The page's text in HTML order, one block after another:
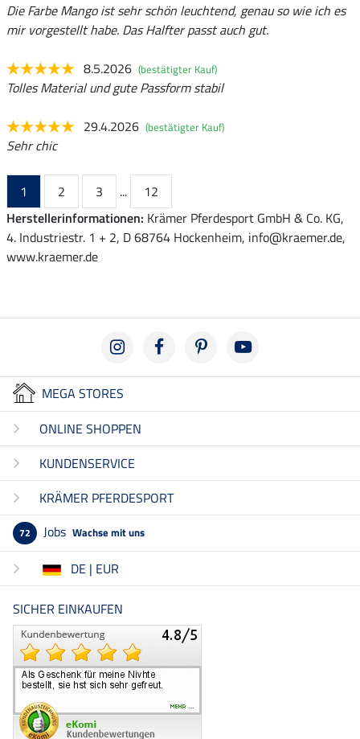
Die Farbe Mango ist sehr schön leuchtend, genau so wie ich es
mir vorgestellt habe. Das Halfter passt auch gut.
8.5.2026 (bestätigter Kauf)
Tolles Material und gute Passform stabil
29.4.2026 (bestätigter Kauf)
Sehr chic
1 2 3 ...
12
Herstellerinformationen: Krämer Pferdesport GmbH & Co. KG,
4. Industriestr. 1 + 2, D 68764 Hockenheim, info@kraemer.de,
www.kraemer.de
MEGA STORES
ONLINE SHOPPEN
KUNDENSERVICE
KRÄMER PFERDESPORT
72 Jobs Wachse mit uns
DE | EUR
SICHER EINKAUFEN